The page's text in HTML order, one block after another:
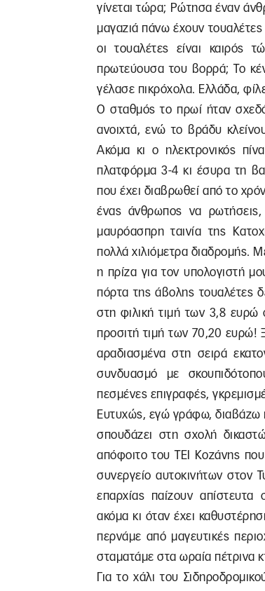
γίνεται τώρα; Ρώτησα έναν
μαγαζιά πάνω έχουν
οι τουαλέτες είναι καιρός
πρωτεύουσα του βορρά; Το
γέλασε πικρόχολα. Ελλάδα,
Ο σταθμός το πρωί ήταν
ανοιχτά, ενώ το βράδυ
Ακόμα κι ο ηλεκτρονικός
πλατφόρμα 3-4 κι έσυρα τη
που έχει διαβρωθεί από το
ένας άνθρωπος να
μαυρόασπρη ταινία της
πολλά χιλιόμετρα διαδρομής.
η πρίζα για τον υπολογιστή
πόρτα της άβολης τουαλέτες
στη φιλική τιμή των 3,8 ευρώ
προσιτή τιμή των 70,20 ευρώ!
αραδιασμένα στη σειρά
συνδυασμό με
πεσμένες επιγραφές,
Ευτυχώς, εγώ γράφω, διαβάζω
σπουδάζει στη σχολή
απόφοιτο του ΤΕΙ Κοζάνης που
συνεργείο αυτοκινήτων στον
επαρχίας παίζουν
ακόμα κι όταν έχει
περνάμε από μαγευτικές
σταματάμε στα ωραία πέτρινα
Για το χάλι του